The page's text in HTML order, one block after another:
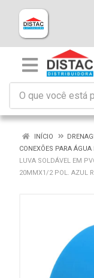
INÍCIO
CONEXÕES PARA ÁGUA
LUVA SOLDÁVEL EM
20MMX1/2 POL. AZUL